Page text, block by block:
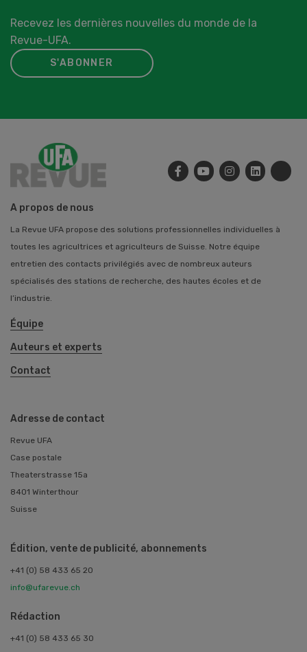
Recevez les dernières nouvelles du monde de la
Revue-UFA.
S'ABONNER
A propos de nous
La Revue UFA propose des solutions professionnelles individuelles à
toutes les agricultrices et agriculteurs de Suisse. Notre équipe
entretien des contacts privilégiés avec de nombreux auteurs
spécialisés des stations de recherche, des hautes écoles et de
l’industrie.
Équipe
Auteurs et experts
Contact
Adresse de contact
Revue UFA
Case postale
Theaterstrasse 15a
8401 Winterthour
Suisse
Édition, vente de publicité, abonnements
+41 (0) 58 433 65 20
info@ufarevue.ch
Rédaction
+41 (0) 58 433 65 30